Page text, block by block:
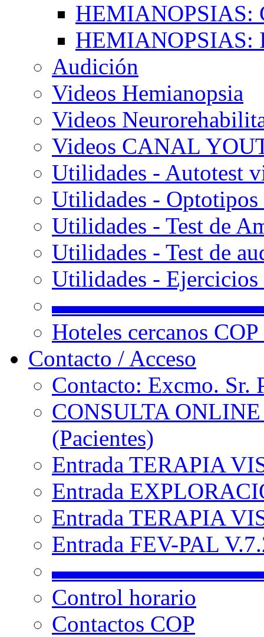
HEMIANOPSIAS:
HEMIANOPSIAS:
Audición
Videos Hemianopsia
Videos
Videos CANAL
Utilidades - Autotest
Utilidades -
Utilidades - Test de
Utilidades - Test de
Utilidades -
Hoteles cercanos
Contacto / Acceso
Contacto: Excmo. Sr.
CONSULTA
(Pacientes)
Entrada TERAPIA
Entrada
Entrada TERAPIA
Entrada FEV-PAL
Control horario
Contactos COP